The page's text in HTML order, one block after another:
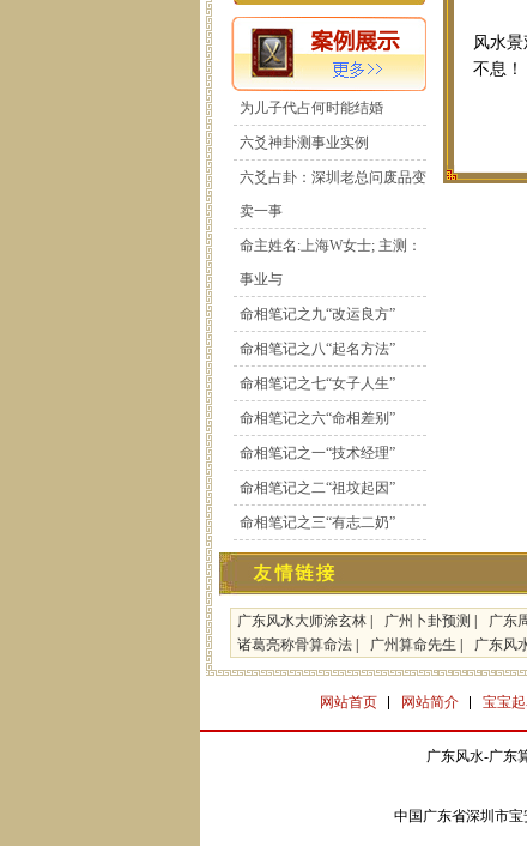
为儿子代占何时能结婚
六爻神卦测事业实例
六爻占卦：深圳老总问废品变
卖一事
命主姓名:上海W女士; 主测：
事业与
命相笔记之九“改运良方”
命相笔记之八“起名方法”
命相笔记之七“女子人生”
命相笔记之六“命相差别”
命相笔记之一“技术经理”
命相笔记之二“祖坟起因”
命相笔记之三“有志二奶”
风水
不息！
广东风水大师涂玄林 广州卜卦预测 广东
诸葛亮称骨算命法
广州算命先生 广东风
网站首页 网站简介 宝宝起
广东风水-广东
中国广东省深圳市